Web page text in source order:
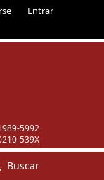
Entrar
5992
539X
Buscar